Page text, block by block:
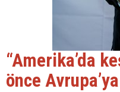
“Amerika’da
önce